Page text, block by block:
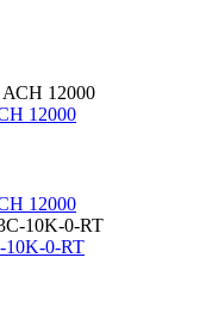
12000
12000
10K-0-RT